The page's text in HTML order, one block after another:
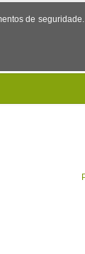
de